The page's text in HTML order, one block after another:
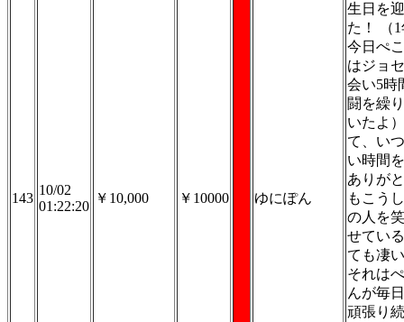
143
10/02
01:22:20
￥10,000 ￥10000 ゆにぽん
生日を
た！ （
今日ぺ
はジョ
会い5時
闘を繰
いたよ
て、い
い時間
ありが
もこう
の人を
せてい
ても凄
それは
んが毎
頑張り